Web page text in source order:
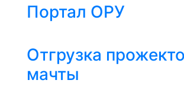
Портал ОРУ
Отгрузка
мачты